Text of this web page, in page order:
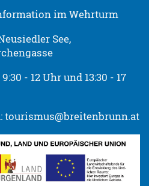
im Wehrturm
See,
- 12 Uhr und 13:30 - 17
tourismus@breitenbrunn.at